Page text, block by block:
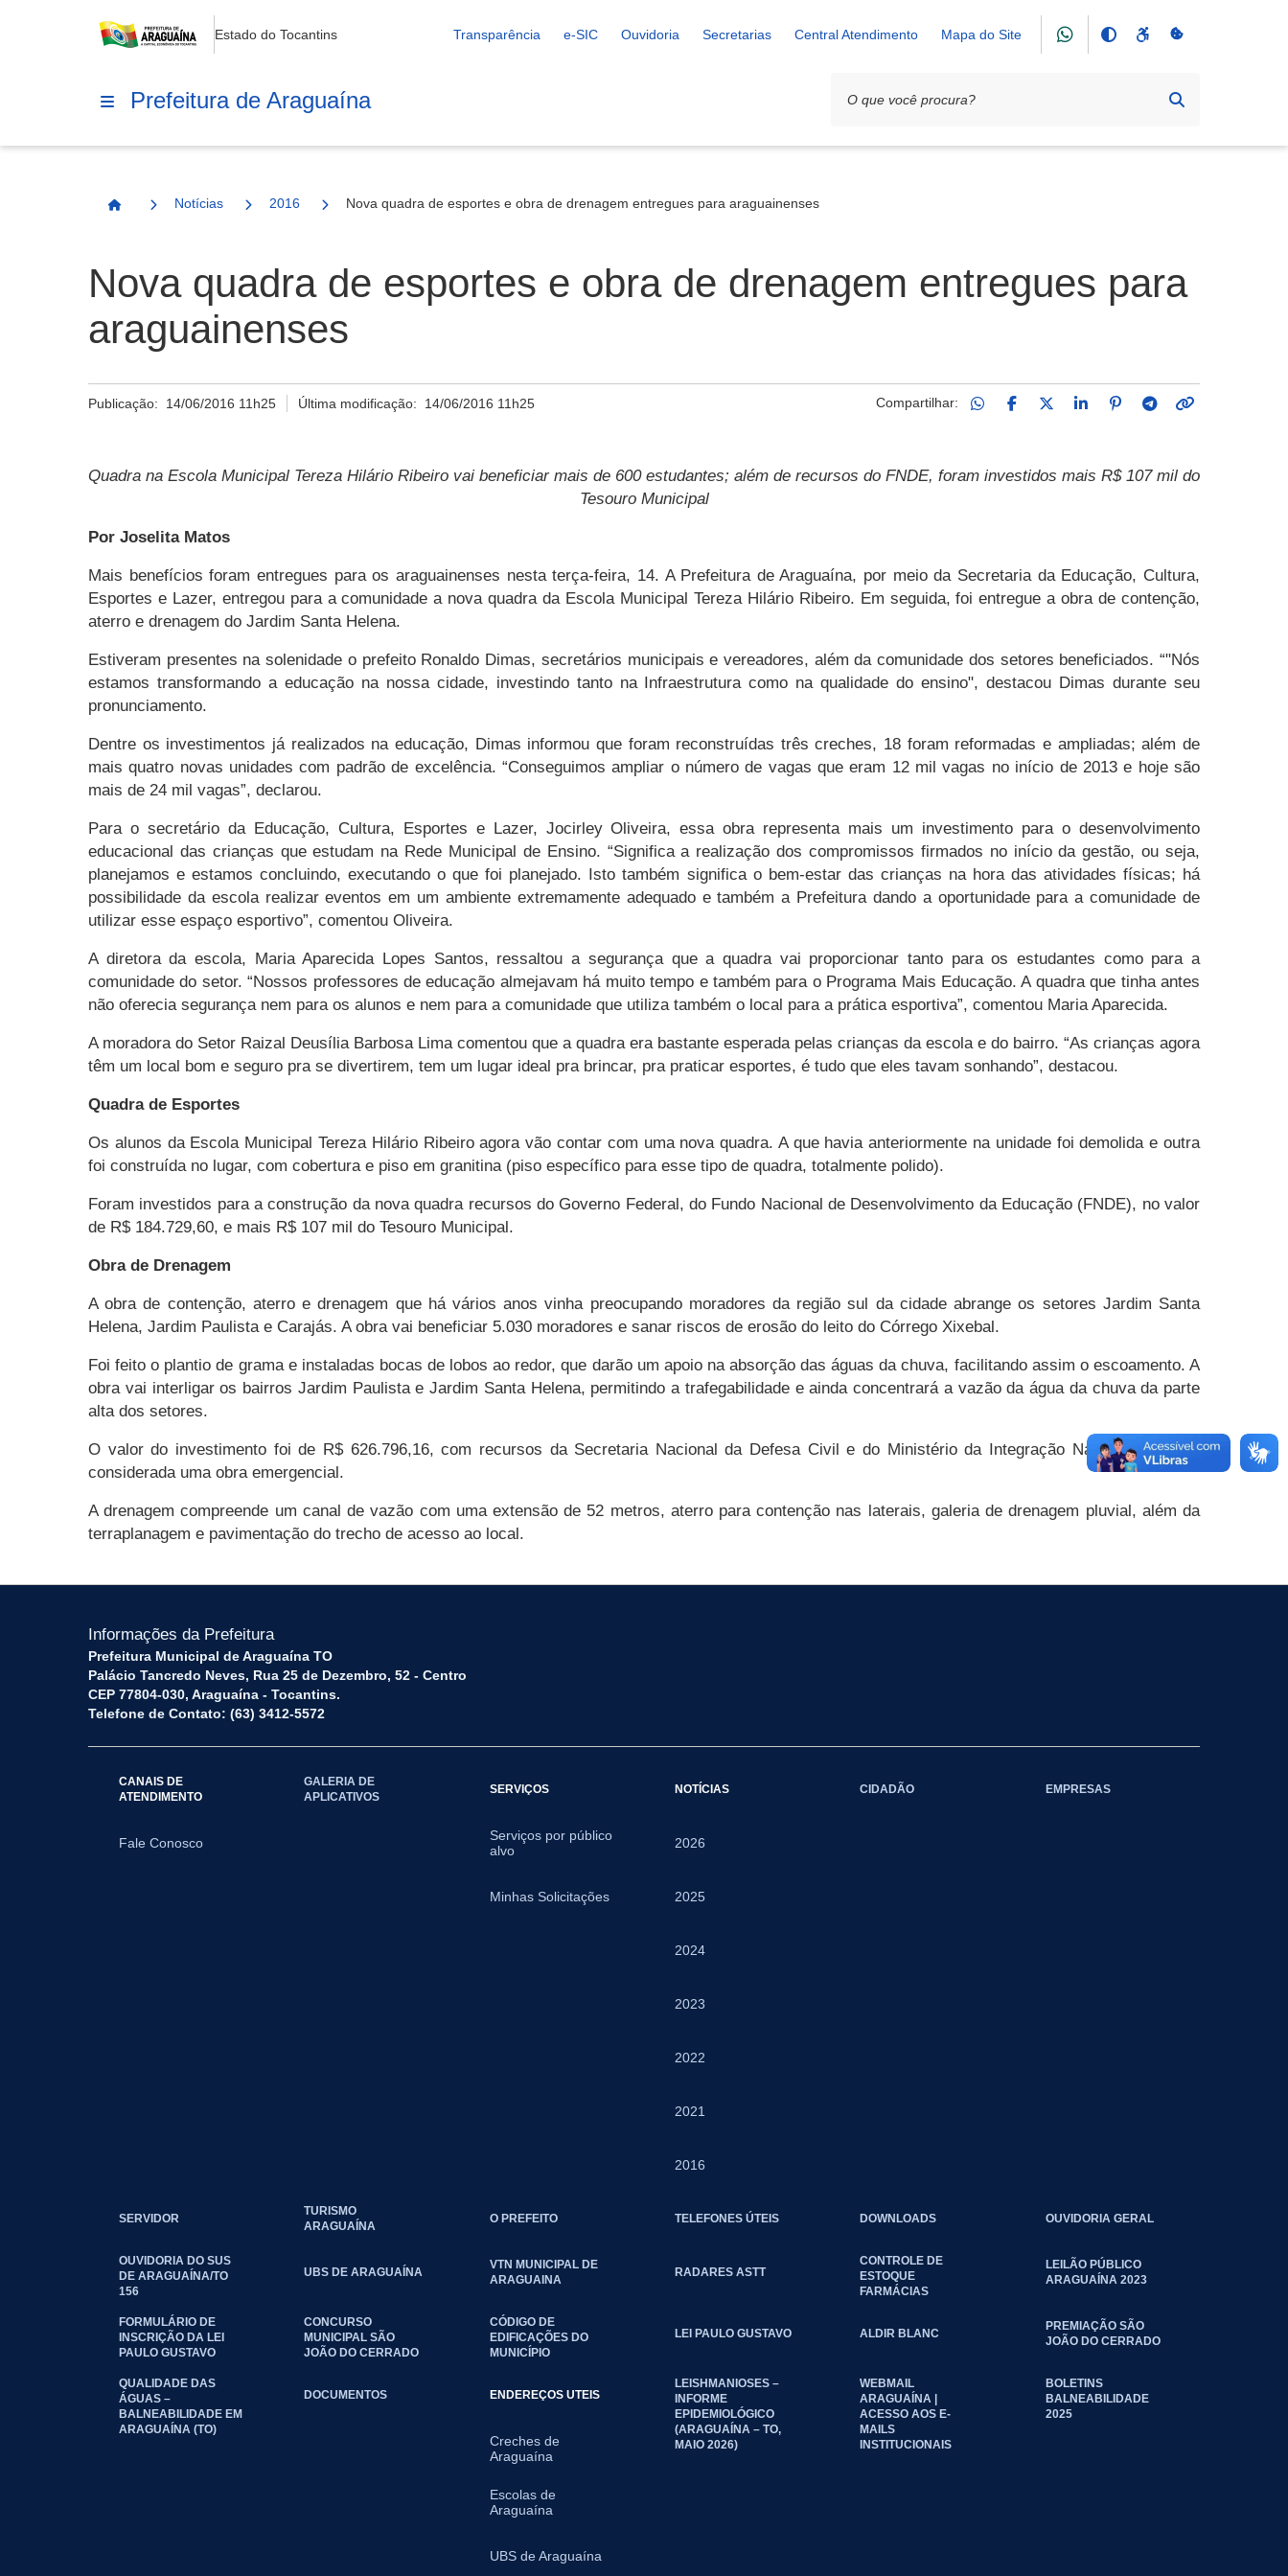
Estado do Tocantins Transparência e-SIC Ouvidoria Secretarias Central Atendimento Mapa do Site
Prefeitura de Araguaína
Página Inicial
Notícias 2016 Nova quadra de esportes e obra de drenagem entregues para araguainenses
Nova quadra de esportes e obra de drenagem entregues para
araguainenses
Publicação: 14/06/2016 11h25 Última modificação: 14/06/2016 11h25 Compartilhar:
Quadra na Escola Municipal Tereza Hilário Ribeiro vai beneficiar mais de 600 estudantes; além de recursos do FNDE, foram investidos mais R$ 107 mil do
Tesouro Municipal
Por Joselita Matos
Mais benefícios foram entregues para os araguainenses nesta terça-feira, 14. A Prefeitura de Araguaína, por meio da Secretaria da Educação, Cultura,
Esportes e Lazer, entregou para a comunidade a nova quadra da Escola Municipal Tereza Hilário Ribeiro. Em seguida, foi entregue a obra de contenção,
aterro e drenagem do Jardim Santa Helena.
Estiveram presentes na solenidade o prefeito Ronaldo Dimas, secretários municipais e vereadores, além da comunidade dos setores beneficiados. “"Nós
estamos transformando a educação na nossa cidade, investindo tanto na Infraestrutura como na qualidade do ensino", destacou Dimas durante seu
pronunciamento.
Dentre os investimentos já realizados na educação, Dimas informou que foram reconstruídas três creches, 18 foram reformadas e ampliadas; além de
mais quatro novas unidades com padrão de excelência. “Conseguimos ampliar o número de vagas que eram 12 mil vagas no início de 2013 e hoje são
mais de 24 mil vagas”, declarou.
Para o secretário da Educação, Cultura, Esportes e Lazer, Jocirley Oliveira, essa obra representa mais um investimento para o desenvolvimento
educacional das crianças que estudam na Rede Municipal de Ensino. “Significa a realização dos compromissos firmados no início da gestão, ou seja,
planejamos e estamos concluindo, executando o que foi planejado. Isto também significa o bem-estar das crianças na hora das atividades físicas; há
possibilidade da escola realizar eventos em um ambiente extremamente adequado e também a Prefeitura dando a oportunidade para a comunidade de
utilizar esse espaço esportivo”, comentou Oliveira.
A diretora da escola, Maria Aparecida Lopes Santos, ressaltou a segurança que a quadra vai proporcionar tanto para os estudantes como para a
comunidade do setor. “Nossos professores de educação almejavam há muito tempo e também para o Programa Mais Educação. A quadra que tinha antes
não oferecia segurança nem para os alunos e nem para a comunidade que utiliza também o local para a prática esportiva”, comentou Maria Aparecida.
A moradora do Setor Raizal Deusília Barbosa Lima comentou que a quadra era bastante esperada pelas crianças da escola e do bairro. “As crianças agora
têm um local bom e seguro pra se divertirem, tem um lugar ideal pra brincar, pra praticar esportes, é tudo que eles tavam sonhando”, destacou.
Quadra de Esportes
Os alunos da Escola Municipal Tereza Hilário Ribeiro agora vão contar com uma nova quadra. A que havia anteriormente na unidade foi demolida e outra
foi construída no lugar, com cobertura e piso em granitina (piso específico para esse tipo de quadra, totalmente polido).
Foram investidos para a construção da nova quadra recursos do Governo Federal, do Fundo Nacional de Desenvolvimento da Educação (FNDE), no valor
de R$ 184.729,60, e mais R$ 107 mil do Tesouro Municipal.
Obra de Drenagem
A obra de contenção, aterro e drenagem que há vários anos vinha preocupando moradores da região sul da cidade abrange os setores Jardim Santa
Helena, Jardim Paulista e Carajás. A obra vai beneficiar 5.030 moradores e sanar riscos de erosão do leito do Córrego Xixebal.
Foi feito o plantio de grama e instaladas bocas de lobos ao redor, que darão um apoio na absorção das águas da chuva, facilitando assim o escoamento. A
obra vai interligar os bairros Jardim Paulista e Jardim Santa Helena, permitindo a trafegabilidade e ainda concentrará a vazão da água da chuva da parte
alta dos setores.
O valor do investimento foi de R$ 626.796,16, com recursos da Secretaria Nacional da Defesa Civil e do Ministério da Integração Nacional, por ser
considerada uma obra emergencial.
A drenagem compreende um canal de vazão com uma extensão de 52 metros, aterro para contenção nas laterais, galeria de drenagem pluvial, além da
terraplanagem e pavimentação do trecho de acesso ao local.
Informações da Prefeitura
Prefeitura Municipal de Araguaína TO
Palácio Tancredo Neves, Rua 25 de Dezembro, 52 - Centro
CEP 77804-030, Araguaína - Tocantins.
Telefone de Contato: (63) 3412-5572
CANAIS DE
ATENDIMENTO
Fale Conosco
GALERIA DE
APLICATIVOS
SERVIÇOS
Serviços por público
alvo
Minhas Solicitações
NOTÍCIAS
2026
2025
2024
2023
2022
2021
2016
CIDADÃO EMPRESAS
SERVIDOR
TURISMO
ARAGUAÍNA
O PREFEITO TELEFONES ÚTEIS DOWNLOADS OUVIDORIA GERAL
OUVIDORIA DO SUS
DE ARAGUAÍNA/TO
156
UBS DE ARAGUAÍNA
VTN MUNICIPAL DE
ARAGUAINA
RADARES ASTT
CONTROLE DE
ESTOQUE
FARMÁCIAS
LEILÃO PÚBLICO
ARAGUAÍNA 2023
FORMULÁRIO DE
INSCRIÇÃO DA LEI
PAULO GUSTAVO
CONCURSO
MUNICIPAL SÃO
JOÃO DO CERRADO
CÓDIGO DE
EDIFICAÇÕES DO
MUNICÍPIO
LEI PAULO GUSTAVO ALDIR BLANC
PREMIAÇÃO SÃO
JOÃO DO CERRADO
QUALIDADE DAS
ÁGUAS –
BALNEABILIDADE EM
ARAGUAÍNA (TO)
DOCUMENTOS ENDEREÇOS UTEIS
Creches de
Araguaína
Escolas de
Araguaína
UBS de Araguaína
LEISHMANIOSES –
INFORME
EPIDEMIOLÓGICO
(ARAGUAÍNA – TO,
MAIO 2026)
WEBMAIL
ARAGUAÍNA |
ACESSO AOS E-
MAILS
INSTITUCIONAIS
BOLETINS
BALNEABILIDADE
2025